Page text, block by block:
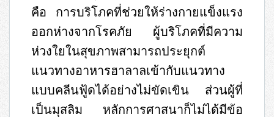
คือ การบริโภคที่ช่วยให้ร่างกายแข็งแรง
ออกห่างจากโรคภัย ผู้บริโภคที่มีความ
ห่วงใยในสุขภาพสามารถประยุกต์
แนวทางอาหารฮาลาลเข้ากับแนวทาง
แบบคลีนฟู้ดได้อย่างไม่ขัดเขิน ส่วนผู้ที่
เป็นมุสลิม หลักการศาสนาก็ไม่ได้มีข้อ